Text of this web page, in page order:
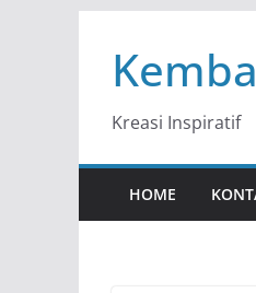
content
Kreasi Inspiratif
HOME